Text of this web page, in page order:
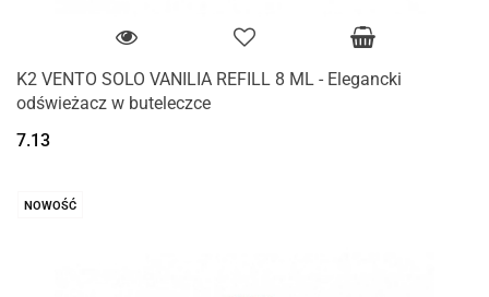
K2 VENTO SOLO VANILIA REFILL 8 ML - Elegancki
odświeżacz w buteleczce
7.13
NOWOŚĆ